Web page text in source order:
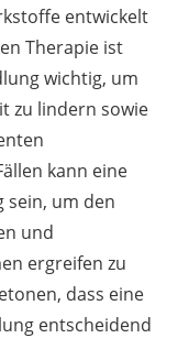
entwickelt
Therapie ist
wichtig, um
zu lindern sowie
kann eine
sein, um den
und
ergreifen zu
dass eine
entscheidend